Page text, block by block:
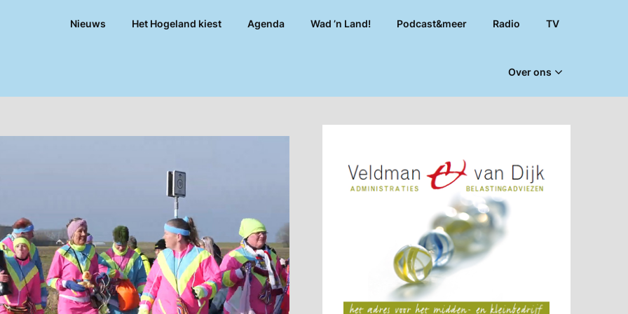
Nieuws Het Hogeland kiest Agenda Wad ’n Land! Podcast&meer Radio TV
Over ons